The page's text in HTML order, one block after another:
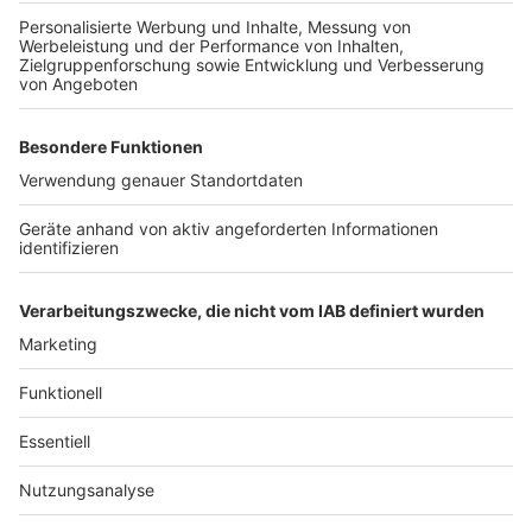
einzubetten. Dieser Service kann
Daten zu Ihren Aktivitäten
Details durch und stimmen Sie der
Nutzung des Service zu, um dieses
Video anzusehen.
Mehr Informationen
powered by
Usercentrics Consent
Der 26-jährige Mark Ambor, der nicht nur ein
ansteckendes Lächeln hat, begeistert seine Fans mit
einer neuen Single, die "Belong Together heißt".
Anzeige